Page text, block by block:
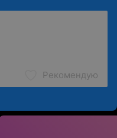
Рекомендую